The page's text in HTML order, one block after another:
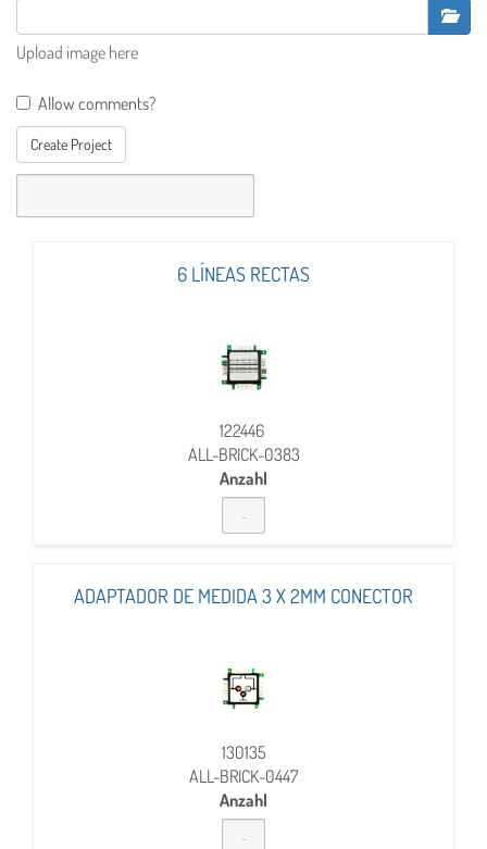
Upload image here
Allow comments?
Create Project
6 LÍNEAS RECTAS
122446
ALL-BRICK-0383
Anzahl
ADAPTADOR DE MEDIDA 3 X 2MM CONECTOR
130135
ALL-BRICK-0447
Anzahl